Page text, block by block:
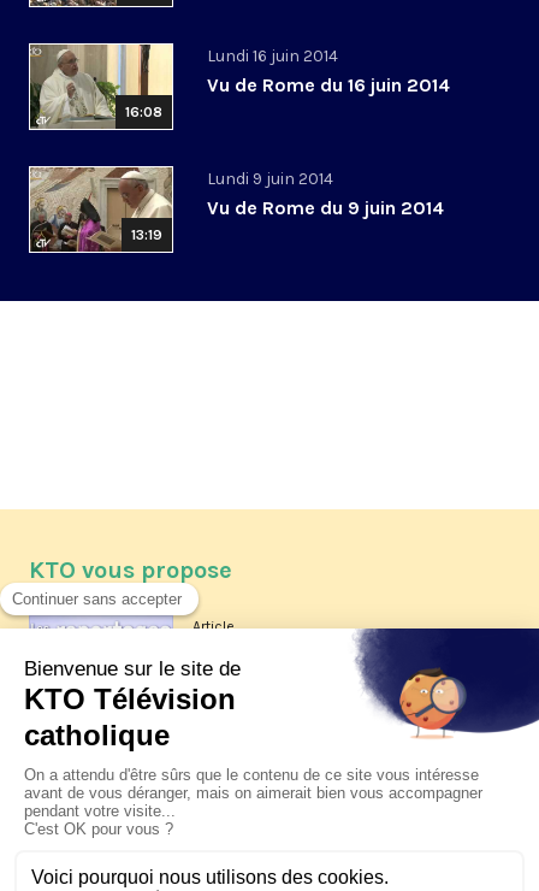
16:08
Lundi 16 juin 2014
Vu de Rome du 16 juin 2014
13:19
Lundi 9 juin 2014
Vu de Rome du 9 juin 2014
KTO vous propose
Article
Les reportages d'été 2026 de KTO
La visite pastorale du pape Léon
XIV à Assise à suivre sur KTO le
jeudi 6 août
Le pape en Uruguay, Argentine et